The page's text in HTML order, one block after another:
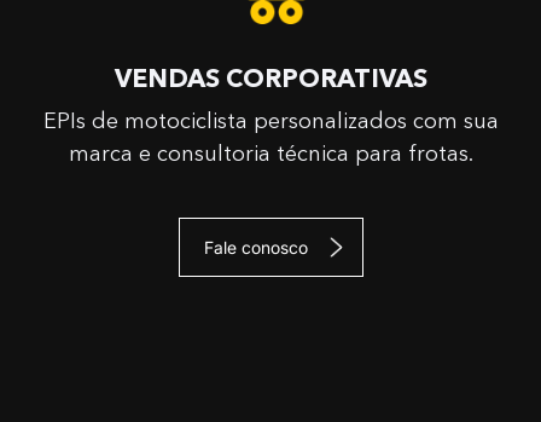
VENDAS CORPORATIVAS
EPIs de motociclista personalizados com sua
marca e consultoria técnica para frotas.
Fale conosco